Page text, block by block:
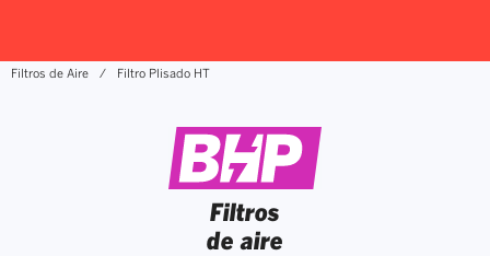
Filtros de Aire Filtro Plisado HT
Filtros
de aire